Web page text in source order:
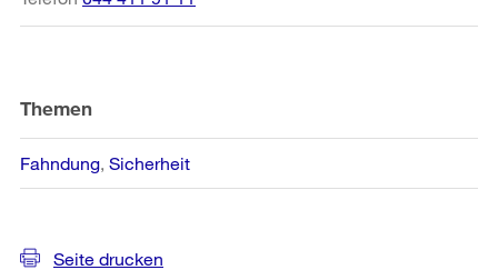
Themen
Fahndung Sicherheit
Seite drucken